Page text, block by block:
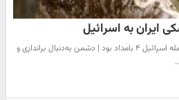
ایران به اسرائیل
سردار نائینی: اولین واکنش ما به حمله اسرائیل ۴ بامداد بود | دشمن به‌دنبال براندازی و